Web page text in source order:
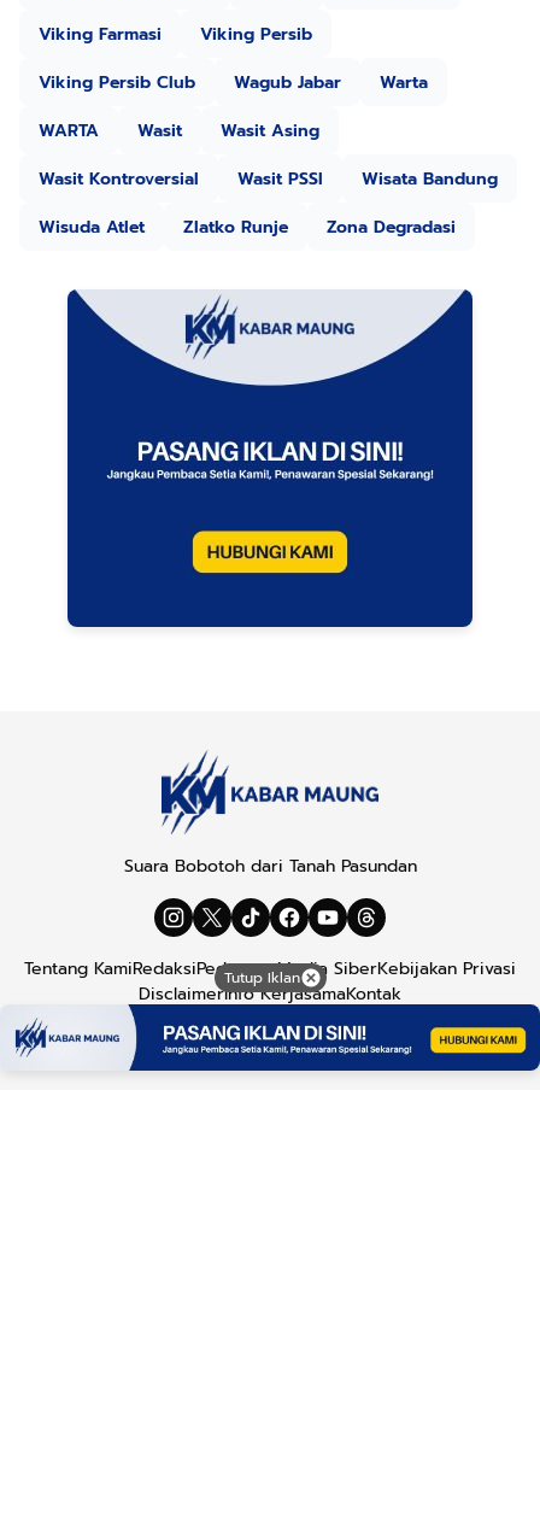
Viking Farmasi
Viking Persib
Viking Persib Club
Wagub Jabar
Warta
WARTA
Wasit
Wasit Asing
Wasit Kontroversial
Wasit PSSI
Wisata Bandung
Wisuda Atlet
Zlatko Runje Zona Degradasi
Tutup Iklan
Suara Bobotoh dari Tanah Pasundan
Tentang KamiRedaksiPedoman Media SiberKebijakan Privasi
DisclaimerInfo KerjasamaKontak
Copyright © 2026Kabar Maung. All rights reserved.